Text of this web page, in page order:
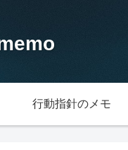
行動指針のメモ